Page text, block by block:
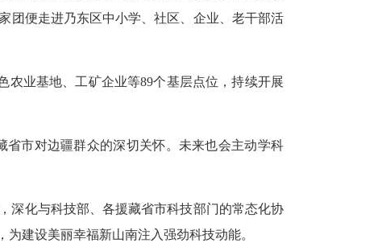
团便走进乃东区中小学、社区、企业、老干部活
农业基地、工矿企业等89个基层点位，持续开展
市对边疆群众的深切关怀。未来也会主动学科
深化与科技部、各援藏省市科技部门的常态化协
建设美丽幸福新山南注入强劲科技动能。